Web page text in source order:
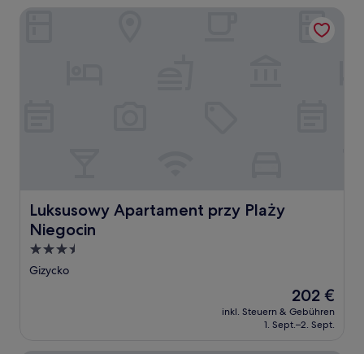
Bewertungen)
Luksusowy Apartament przy Plaży
Niegocin
Luksusowy Apartament przy Plaży Niegocin
3.5-
Sterne-
Gizycko
Der
Preis
beträgt
202 €
inkl. Steuern & Gebühren
1. Sept.–2. Sept.